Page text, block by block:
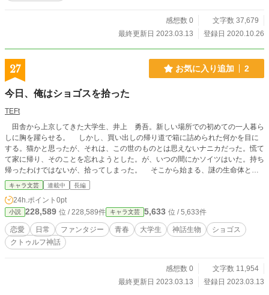
感想数 0
文字数 37,679
最終更新日 2023.03.13
登録日 2020.10.26
27 お気に入り追加 2
今日、俺はショゴスを拾った
TEFt
田舎から上京してきた大学生、井上 勇吾。新しい場所での初めての一人暮ら
しに胸を躍らせる。 しかし、買い出しの帰り道で箱に詰められた何かを目に
する。猫かと思ったが、それは、この世のものとは思えないナニカだった。慌て
て家に帰り、そのことを忘れようとした。が、いつの間にかソイツはいた。持ち
帰ったわけではないが、拾ってしまった。 そこから始まる、謎の生命体との
生活。彼の大学生活はどうなってしまうのか。 事件に巻き込まれ、不思議な
モノとの出会い、接触、平穏な生活にはもう戻れない。
キャラ文芸 連載中 長編
24h.ポイント 0pt
小説 228,589 位 / 228,589件 キャラ文芸 5,633 位 / 5,633件
恋愛 日常 ファンタジー 青春 大学生 神話生物
ショゴス
クトゥルフ神話
感想数 0
文字数 11,954
最終更新日 2023.03.13
登録日 2023.03.13